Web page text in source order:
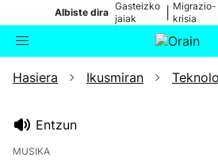
Albiste dira
Gasteizko
jaiak
Migrazio-
krisia
Bilatzailea
Hasiera Ikusmiran
Entzun
MUSIKA